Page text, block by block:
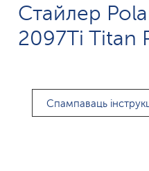
Стайлер
2097Ti Titan
Спампаваць